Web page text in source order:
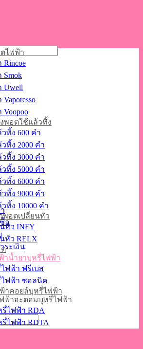
อ
ระเงิน
ไฟฟ้า
Uwell
พอตใช้แล้วทิ้ง
ทิ้ง 600 คำ
ทิ้ง 2000 คำ
ทิ้ง 3000 คำ
ทิ้ง 5000 คำ
ทิ้ง 6000 คำ
ทิ้ง 9000 คำ
ทิ้ง 10000 คำ
พอตเปลี่ยนหัว
หัว INFY
หัว RELX
น้ำยาบุหรี่ไฟฟ้า
ฟฟ้า ฟรีเบส
ฟฟ้า ซอลนิค
คอยล์บุหรี่ไฟฟ้า
อะตอมบุหรี่ไฟฟ้า
ไฟฟ้า RDA
ไฟฟ้า RDTA